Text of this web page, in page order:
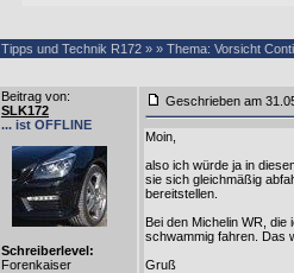
Tipps und Technik R172 » » Thema: Vorsicht
Beitrag von:
SLK172
... ist OFFLINE
Schreiberlevel:
Forenkaiser
Geschrieben am
Moin,
also ich würde ja in
sie sich gleichmäßig
bereitstellen.
Bei den Michelin WR,
schwammig fahren. Das
Gruß